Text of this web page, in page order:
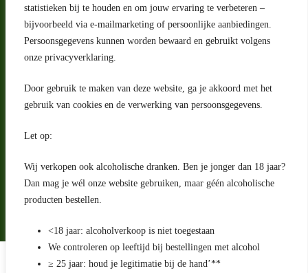
statistieken bij te houden en om jouw ervaring te verbeteren –
bijvoorbeeld via e-mailmarketing of persoonlijke aanbiedingen.
Persoonsgegevens kunnen worden bewaard en gebruikt volgens
onze privacyverklaring.
Door gebruik te maken van deze website, ga je akkoord met het
gebruik van cookies en de verwerking van persoonsgegevens.
Let op:
Wij verkopen ook alcoholische dranken. Ben je jonger dan 18 jaar?
Dan mag je wél onze website gebruiken, maar géén alcoholische
producten bestellen.
<18 jaar: alcoholverkoop is niet toegestaan
We controleren op leeftijd bij bestellingen met alcohol
≥ 25 jaar: houd je legitimatie bij de hand’**
Adres
Riga 4 E
2993 LW Barendrecht
Nederland
Contact
klantenservice@portugeseproducten.nl
Facebook
Herroepingsrecht
Bij bezorging van alcoholhoudende dranken voert de bezorger
Algemene voorwaarden